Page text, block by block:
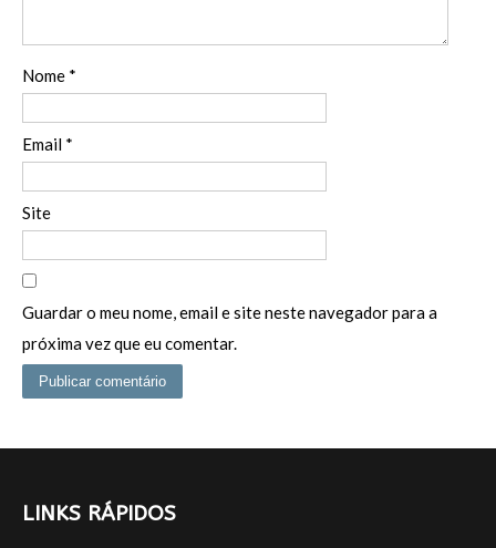
Nome *
Email *
Site
Guardar o meu nome, email e site neste navegador para a
próxima vez que eu comentar.
LINKS RÁPIDOS